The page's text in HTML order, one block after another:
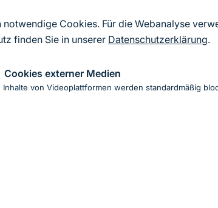
Cookies. Für die Webanalyse
finden Sie in unserer Datenschutzerklärung.
Cookies externer Medien
Inhalte von Videoplattformen werden standardmäßig
Natur in der Stadt (externe PDF)